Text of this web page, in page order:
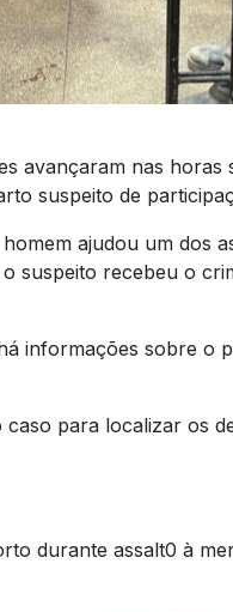
avançaram nas
suspeito de
ajudou um dos
suspeito recebeu o
informações sobre o
caso para localizar os
durante assalt0 à